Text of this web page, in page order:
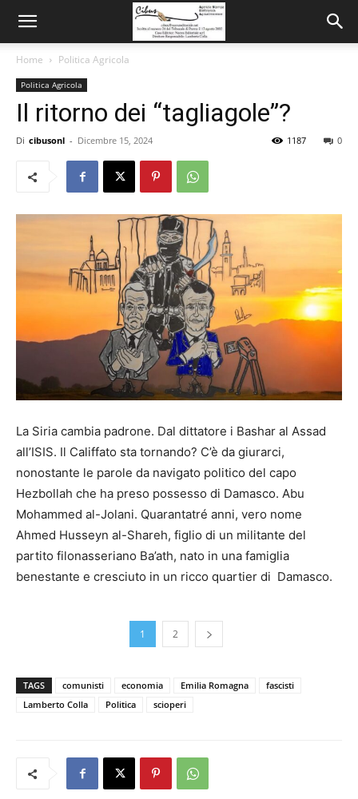
Home Politica Agricola
Politica Agricola
Il ritorno dei “tagliagole”?
Di cibusonl - Dicembre 15, 2024 0
1187
La Siria cambia padrone. Dal dittatore i Bashar al Assad
all’ISIS. Il Califfato sta tornando? C’è da giurarci,
nonostante le parole da navigato politico del capo
Hezbollah che ha preso possesso di Damasco. Abu
Mohammed al-Jolani. Quarantatré anni, vero nome
Ahmed Husseyn al-Shareh, figlio di un militante del
partito filonasseriano Ba’ath, nato in una famiglia
benestante e cresciuto in un ricco quartier di Damasco.
1 2
TAGS comunisti economia Emilia Romagna
fascisti
Lamberto Colla
Politica scioperi